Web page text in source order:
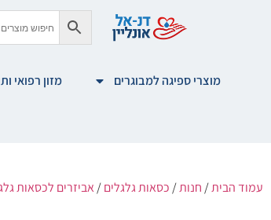
מוצרי ספיגה למבוגרים מזון רפואי
עמוד הבית/ חנות/ כסאות גלגלים/ אביזרים לכסאות